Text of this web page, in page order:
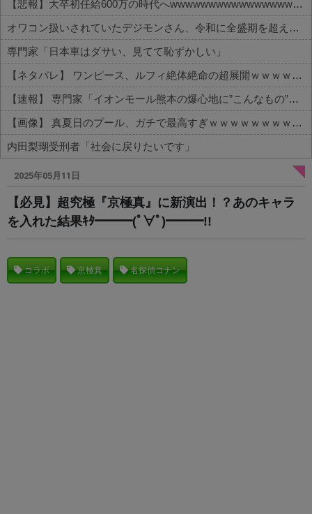
【悲報】大卒初任給600万の時代へwwwwwwwwwwwwwwwwwww
オワコン扱いされていたデジモンさん、令和に全盛期を超える利益を生み出していた
専門家「日本車はダサい、見てて恥ずかしい」
【ネタバレ】 ワンピース、ルフィ絶体絶命の超展開ｗｗｗｗｗｗｗｗｗｗｗｗｗｗｗｗｗｗｗｗｗｗｗｗｗｗｗｗｗｗｗｗｗｗｗｗｗｗｗｗｗｗｗｗｗ...
【速報】 専門家「イオンモール熊本の爆心地に”こんなもの”があったんだけど…」
【画像】 真夏日のプール、ガチで最高すぎｗｗｗｗｗｗｗｗｗｗ
内田梨瑚受刑者「社会に戻りたいです」
Powered by livedoor 相互RSS
2025年05月11日
【必見】超究極『京極真』に新演出！？あのキャラ
を入れた結果ｷﾀ━━━(ﾟ∀ﾟ)━━━!!
コラボ 京極真 名探偵コナン